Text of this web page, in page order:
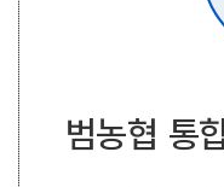
범농협 통